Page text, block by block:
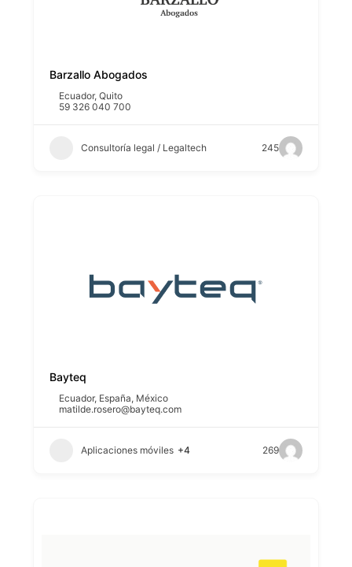
Barzallo Abogados
Ecuador,Quito
59 326 040 700
Consultoría legal / Legaltech 245
Bayteq
Ecuador, España, México
matilde.rosero@bayteq.com
Aplicaciones móviles +4 269